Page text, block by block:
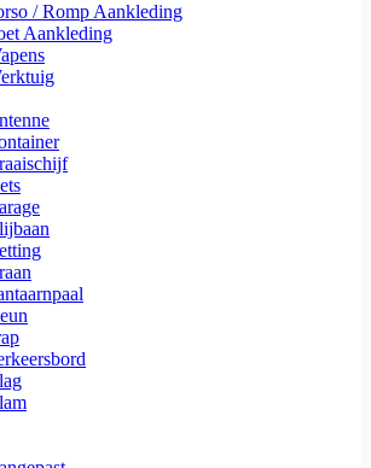
/ Romp Aankleding
Aankleding